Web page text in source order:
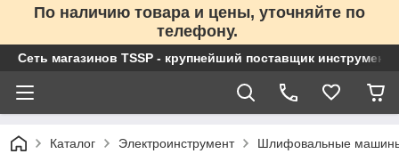
По наличию товара и цены, уточняйте по
телефону.
Сеть магазинов TSSP - крупнейший поставщик
Каталог Электроинструмент Шлифовальные